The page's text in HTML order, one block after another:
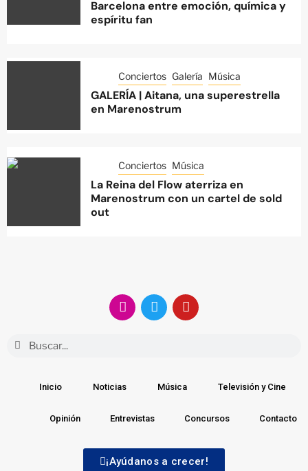
Barcelona entre emoción, química y
espíritu fan
Conciertos Galería Música
GALERÍA | Aitana, una superestrella
en Marenostrum
Conciertos Música
La Reina del Flow aterriza en
Marenostrum con un cartel de sold
out
Inicio Noticias Música Televisión y Cine
Opinión Entrevistas Concursos Contacto
¡Ayúdanos a crecer!